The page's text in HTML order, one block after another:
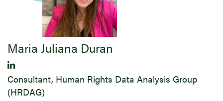
Maria Juliana Duran
Consultant, Human Rights Data Analysis Group
(HRDAG)